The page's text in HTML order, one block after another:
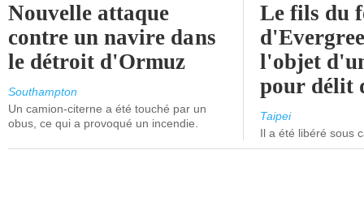
Nouvelle attaque
contre un navire dans
le détroit d'Ormuz
Southampton
Un camion-citerne a été touché par un
obus, ce qui a provoqué un incendie.
Le fils du
l'objet
pour délit
Taipei
Il a été libéré sous